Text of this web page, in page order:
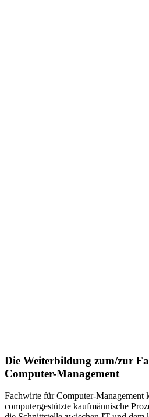
Die Weiterbildung zum/zur
Computer-Management
Fachwirte für Computer-Management
computergestützte kaufmännische